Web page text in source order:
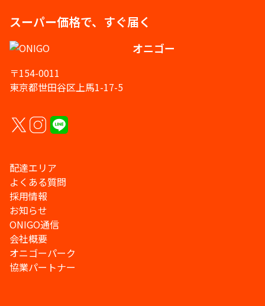
スーパー価格で、すぐ届く
オニゴー
〒154-0011
東京都世田谷区上馬1-17-5
配達エリア
よくある質問
採用情報
お知らせ
ONIGO通信
会社概要
オニゴーパーク
協業パートナー